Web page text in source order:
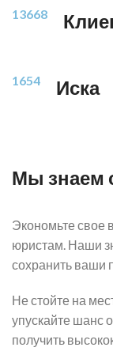
13668
1654 Иска
Мы знаем
Экономьте свое
юристам. Наши
сохранить ваши
Не стойте на
упускайте шанс
получить